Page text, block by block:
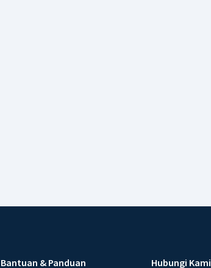
Bantuan & Panduan Hubungi Kami